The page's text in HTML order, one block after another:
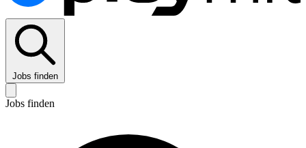
Jobs finden
Jobs finden